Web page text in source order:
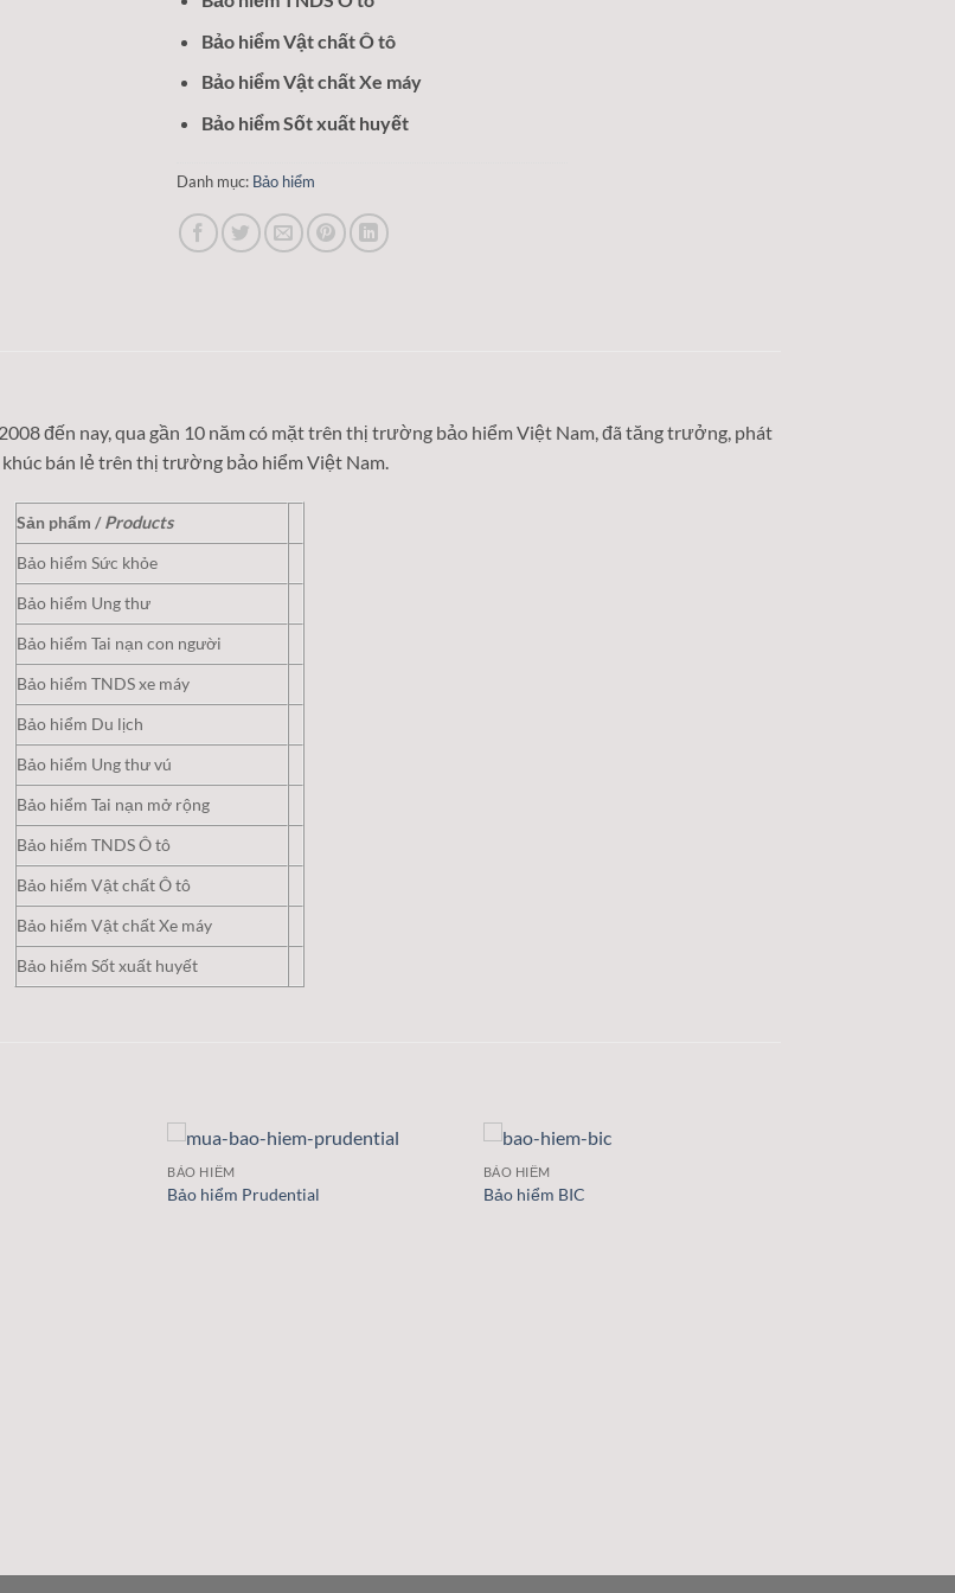
Bảo hiểm Vật chất Ô tô
Bảo hiểm Vật chất Xe máy
Bảo hiểm Sốt xuất huyết
Danh mục: Bảo hiểm
đến nay, qua gần 10 năm có mặt trên thị trường bảo hiểm Việt Nam, đã tăng trưởng, phát
bán lẻ trên thị trường bảo hiểm Việt Nam.
Sản phẩm /Products
Bảo hiểm Sức khỏe
Bảo hiểm Ung thư
Bảo hiểm Tai nạn con người
Bảo hiểm TNDS xe máy
Bảo hiểm Du lịch
Bảo hiểm Ung thư vú
Bảo hiểm Tai nạn mở rộng
Bảo hiểm TNDS Ô tô
Bảo hiểm Vật chất Ô tô
Bảo hiểm Vật chất Xe máy
Bảo hiểm Sốt xuất huyết
BẢO HIỂM
Bảo hiểm Prudential
BẢO HIỂM
Bảo hiểm BIC